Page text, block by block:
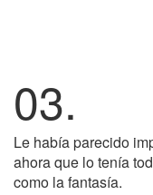
03.
Le había parecido
ahora que lo tenía
como la fantasía.